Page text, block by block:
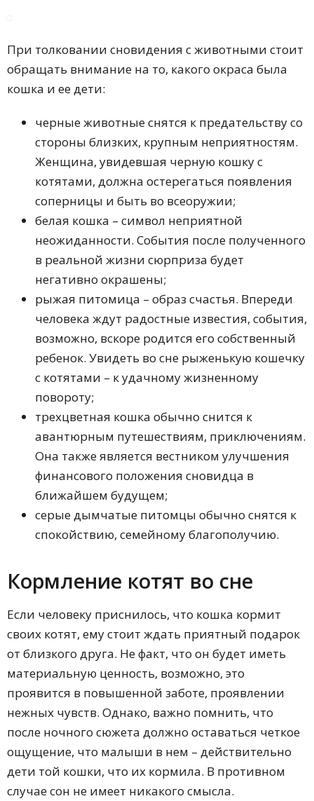
При толковании сновидения с животными стоит
обращать внимание на то, какого окраса была
кошка и ее дети:
черные животные снятся к предательству со
стороны близких, крупным неприятностям.
Женщина, увидевшая черную кошку с
котятами, должна остерегаться появления
соперницы и быть во всеоружии;
белая кошка – символ неприятной
неожиданности. События после полученного
в реальной жизни сюрприза будет
негативно окрашены;
рыжая питомица – образ счастья. Впереди
человека ждут радостные известия, события,
возможно, вскоре родится его собственный
ребенок. Увидеть во сне рыженькую кошечку
с котятами – к удачному жизненному
повороту;
трехцветная кошка обычно снится к
авантюрным путешествиям, приключениям.
Она также является вестником улучшения
финансового положения сновидца в
ближайшем будущем;
серые дымчатые питомцы обычно снятся к
спокойствию, семейному благополучию.
Кормление котят во сне
Если человеку приснилось, что кошка кормит
своих котят, ему стоит ждать приятный подарок
от близкого друга. Не факт, что он будет иметь
материальную ценность, возможно, это
проявится в повышенной заботе, проявлении
нежных чувств. Однако, важно помнить, что
после ночного сюжета должно оставаться четкое
ощущение, что малыши в нем – действительно
дети той кошки, что их кормила. В противном
случае сон не имеет никакого смысла.